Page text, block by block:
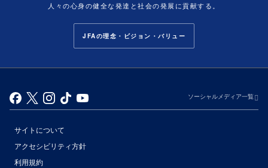
人々の心身の健全な発達と社会の発展に貢献する。
JFAの理念・ビジョン・バリュー
ソーシャルメディア一覧
サイトについて
アクセシビリティ方針
利用規約